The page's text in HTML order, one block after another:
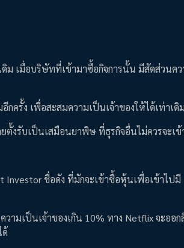
ม เมื่อบริษัทที่เข้ามาซื้อกิจการนั้น มีสัดส่วนคว
ครั้ง เพื่อสะสมความเป็นเจ้าของให้ได้เท่าเดิม
งรับเป็นเสมือนยาพิษ ที่ธุรกิจอื่นไม่ควรจะเข้
ชื่อดัง ที่มักจะเข้าซื้อหุ้นเพื่อเข้าไปมี
ามเป็นเจ้าของเกิน 10% ทาง Netflix จะออ